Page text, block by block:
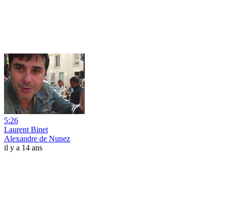
5:26
Laurent Binet
Alexandre de Nunez
il y a 14 ans